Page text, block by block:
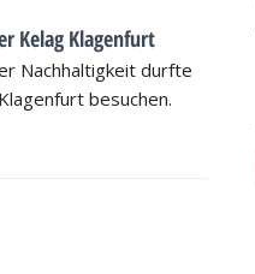
Kelag Klagenfurt
Nachhaltigkeit durfte
besuchen.